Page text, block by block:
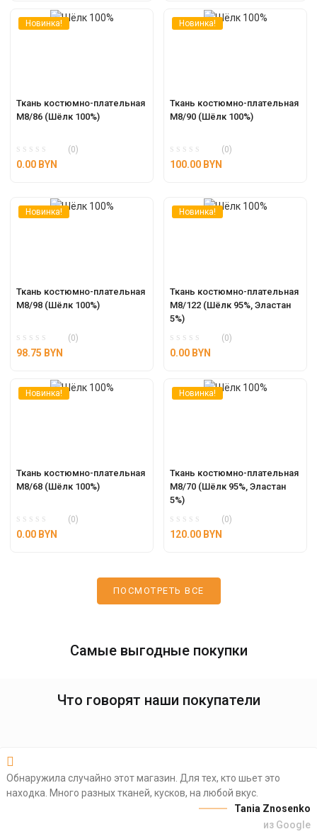
Новинка!
Ткань костюмно-плательная
М8/86 (Шёлк 100%)
(0)
0.00 BYN
Новинка!
Ткань костюмно-плательная
М8/90 (Шёлк 100%)
(0)
100.00 BYN
Новинка!
Ткань костюмно-плательная
М8/98 (Шёлк 100%)
(0)
98.75 BYN
Новинка!
Ткань костюмно-плательная
М8/68 (Шёлк 100%)
(0)
0.00 BYN
Новинка!
Ткань костюмно-плательная
М8/122 (Шёлк 95%, Эластан
5%)
(0)
0.00 BYN
Новинка!
Ткань костюмно-плательная
М8/70 (Шёлк 95%, Эластан
5%)
(0)
120.00 BYN
ПОСМОТРЕТЬ ВСЕ
Самые выгодные покупки
Что говорят наши покупатели
Обнаружила случайно этот магазин. Для тех, кто шьет это
находка. Много разных тканей, кусков, на любой вкус.
Tania Znosenko
из Google